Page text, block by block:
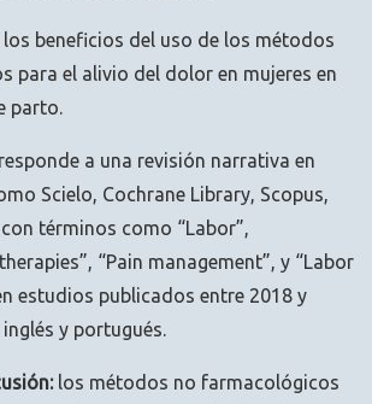
beneficios del uso de los métodos
para el alivio del dolor en mujeres en
parto.
a una revisión narrativa en
Scielo, Cochrane Library, Scopus,
términos como “Labor”,
“Pain management”, y “Labor
estudios publicados entre 2018 y
y portugués.
los métodos no farmacológicos